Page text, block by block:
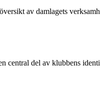
av damlagets
del av klubbens